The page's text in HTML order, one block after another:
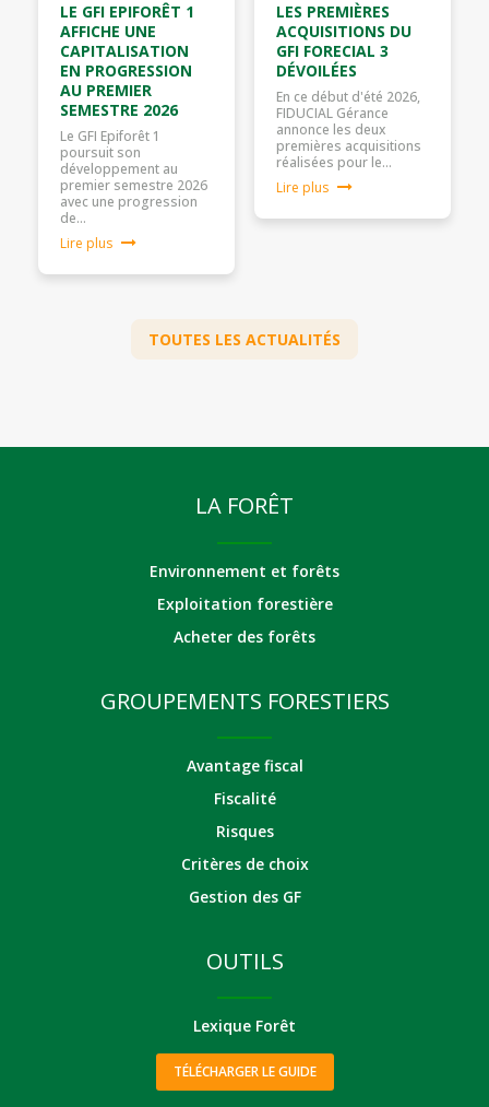
LE GFI EPIFORÊT 1
AFFICHE UNE
CAPITALISATION
EN PROGRESSION
AU PREMIER
SEMESTRE 2026
Le GFI Epiforêt 1
poursuit son
développement au
premier semestre 2026
avec une progression
de…
Lire plus
LES PREMIÈRES
ACQUISITIONS DU
GFI FORECIAL 3
DÉVOILÉES
En ce début d'été 2026,
FIDUCIAL Gérance
annonce les deux
premières acquisitions
réalisées pour le…
Lire plus
TOUTES LES ACTUALITÉS
LA FORÊT
Environnement et forêts
Exploitation forestière
Acheter des forêts
GROUPEMENTS FORESTIERS
Avantage fiscal
Fiscalité
Risques
Critères de choix
Gestion des GF
OUTILS
Lexique Forêt
TÉLÉCHARGER LE GUIDE